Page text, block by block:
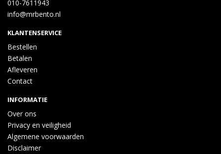
010-7611943
info@mrbento.nl
KLANTENSERVICE
Bestellen
Betalen
Afleveren
Contact
INFORMATIE
Over ons
Privacy en veiligheid
Algemene voorwaarden
Disclaimer